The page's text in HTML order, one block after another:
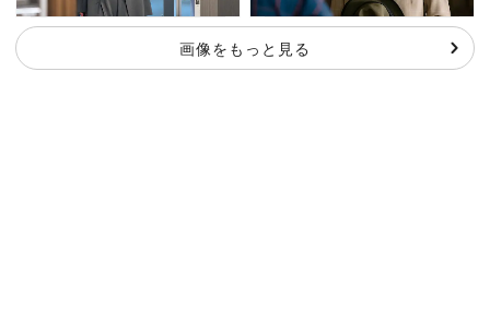
画像をもっと見る